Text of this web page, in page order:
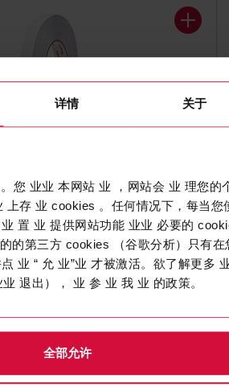
详情 关于
您 业业 本网站 业 ，网站会 业 理您的
上存 业 cookies 。任何情况下，每当您
置 业 提供网站功能 业业 必要的
的第三方 cookies （谷歌分析）只有在
业 “ 允 业”业 才被激活。欲了解更多
退出）， 业 参 业 我 业 的政策。
全部允许